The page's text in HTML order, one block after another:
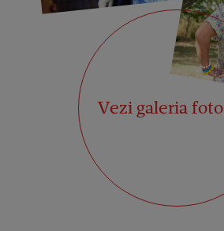
Vezi galeria foto